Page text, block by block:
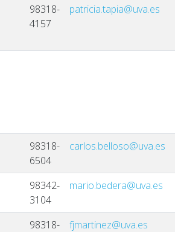
98318-
4157
patricia.tapia@uva.es
98318-
6504
carlos.belloso@uva.es
98342-
3104
mario.bedera@uva.es
98318-
fjmartinez@uva.es